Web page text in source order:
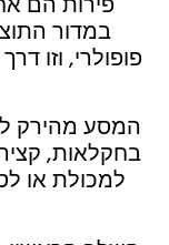
פירות הם
במדור
פופולרי, וזו
המסע מהירק
בחקלאות,
למכולת או